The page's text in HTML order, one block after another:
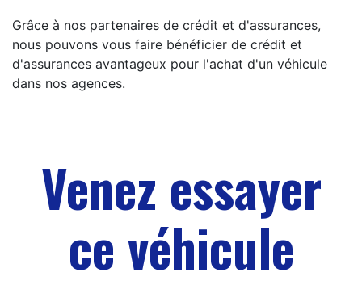
Grâce à nos partenaires de crédit et d'assurances,
nous pouvons vous faire bénéficier de crédit et
d'assurances avantageux pour l'achat d'un véhicule
dans nos agences.
Venez essayer
ce véhicule